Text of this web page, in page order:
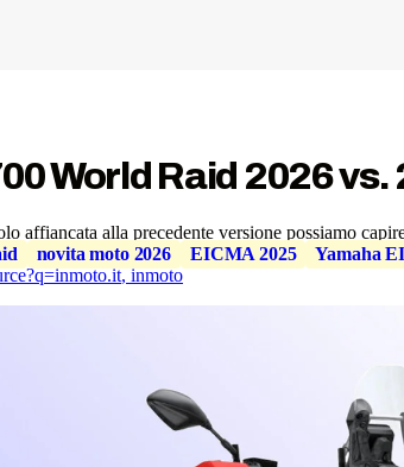
World Raid 2026
affiancata alla precedente versione possiamo
novita moto 2026 EICMA 2025
Yamaha
,inmoto